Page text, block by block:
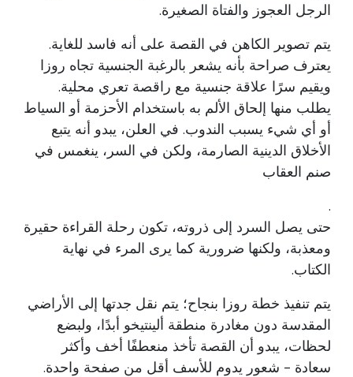
الرجل العجوز والفتاة الصغيرة.
يتم تصوير الكاهن في القصة على أنه فاسد للغاية.
يعترف صراحة بأنه يشعر بالرغبة الجنسية تجاه روزا
ويقيم سرًا علاقة جنسية مع راقصة تعري محلية.
يطلب منها إلحاق الألم به باستخدام الأحزمة أو السياط
أو أي شيء يسبب الندوب. في العلن، يبدو أنه يتبع
الأخلاق الدينية الصارمة، ولكن في السر، ينغمس في
صنم العقاب
.
حتى يصل السرد إلى ذروته، تكون رحلة القراءة حقيرة
ومعذبة، ولكنها ضرورية كما يرى المرء في نهاية
الكتاب.
يتم تنفيذ خطة روزا بنجاح؛ يتم نقل جدتها إلى الأراضي
المقدسة دون مغادرة منطقة ألينتيخو أبدًا، ولبضع
لحظات، يبدو أن القصة تأخذ منعطفًا أخف وأكثر
سعادة - شعور يدوم للأسف أقل من صفحة واحدة.